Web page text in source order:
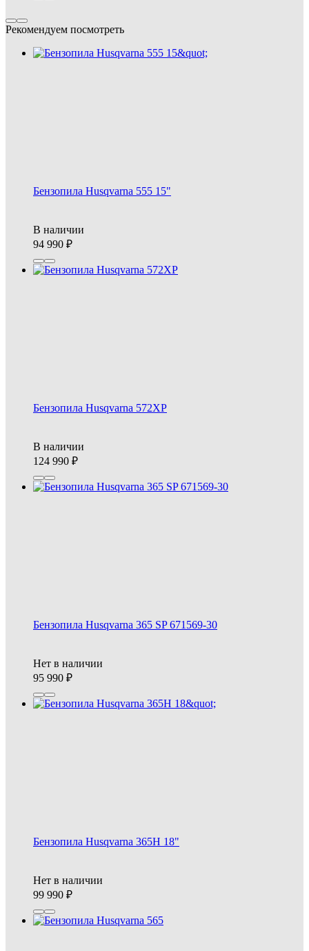
Рекомендуем посмотреть
Бензопила Husqvarna 555 15"
В наличии
94 990
Бензопила Husqvarna 572XP
В наличии
124 990
Бензопила Husqvarna 365 SP 671569-30
Нет в наличии
95 990
Бензопила Husqvarna 365H 18"
Нет в наличии
99 990